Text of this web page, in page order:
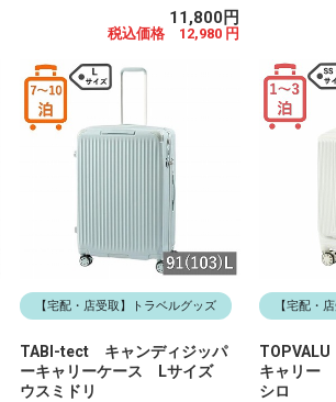
11,800円
税込価格 12,980 円
【宅配・店受取】トラベルグッズ
TABI-tect キャンディジッパ
ーキャリーケース Lサイズ
ウスミドリ
【宅配・
キャリー
シロ